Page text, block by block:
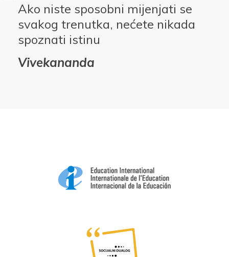
Ako niste sposobni mijenjati se
svakog trenutka, nećete nikada
spoznati istinu
Vivekananda